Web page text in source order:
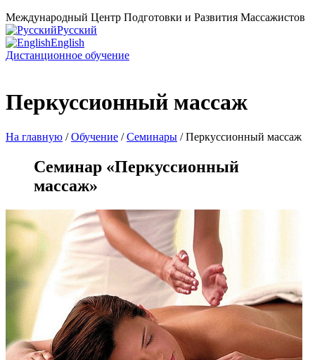
Международный Центр Подготовки и Развития Массажистов
Русский
English
Дистанционное обучение
Перкуссионный массаж
На главную /Oбучение /Семинары / Перкуссионный массаж
Семинар «Перкуссионный
массаж»